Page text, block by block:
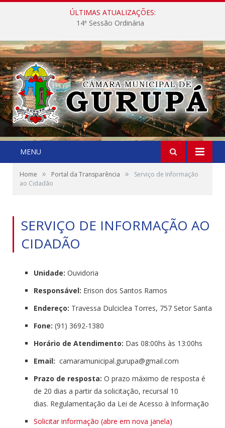
ÚLTIMAS ATUALIZAÇÕES:
14ª Sessão Ordinária
MENU
Home » Portal da Transparência »
Serviço de Informação
ao Cidadão
SERVIÇO DE INFORMAÇÃO AO
CIDADÃO
Unidade: Ouvidoria
Responsável: Erison dos Santos Ramos
Endereço: Travessa Dulciclea Torres, 757 Setor Santa
Fone: (91) 3692-1380
Horário de Atendimento: Das 08:00hs às 13:00hs
Email: camaramunicipal.gurupa@gmail.com
Prazo de resposta: O prazo máximo de resposta é
de 20 dias a partir da solicitação, recursal 10
dias. Regulamentação da Lei de Acesso à Informação
Solicitar informação (abre em nova janela)